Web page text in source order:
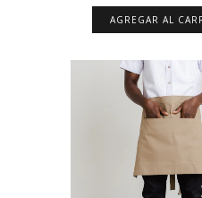
AGREGAR AL